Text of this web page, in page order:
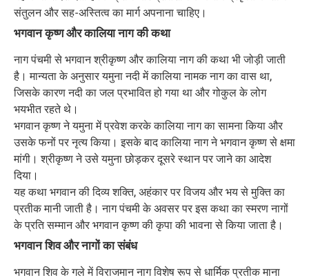
संतुलन और सह-अस्तित्व का मार्ग अपनाना चाहिए।
भगवान कृष्ण और कालिया नाग की कथा
नाग पंचमी से भगवान श्रीकृष्ण और कालिया नाग की कथा भी जोड़ी जाती
है। मान्यता के अनुसार यमुना नदी में कालिया नामक नाग का वास था,
जिसके कारण नदी का जल प्रभावित हो गया था और गोकुल के लोग
भयभीत रहते थे।
भगवान कृष्ण ने यमुना में प्रवेश करके कालिया नाग का सामना किया और
उसके फनों पर नृत्य किया। इसके बाद कालिया नाग ने भगवान कृष्ण से क्षमा
मांगी। श्रीकृष्ण ने उसे यमुना छोड़कर दूसरे स्थान पर जाने का आदेश
दिया।
यह कथा भगवान की दिव्य शक्ति, अहंकार पर विजय और भय से मुक्ति का
प्रतीक मानी जाती है। नाग पंचमी के अवसर पर इस कथा का स्मरण नागों
के प्रति सम्मान और भगवान कृष्ण की कृपा की भावना से किया जाता है।
भगवान शिव और नागों का संबंध
भगवान शिव के गले में विराजमान नाग विशेष रूप से धार्मिक प्रतीक माना